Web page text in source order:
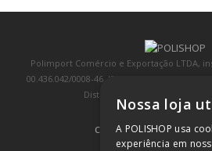
Polimport Comércio e Exportação LTDA,
00.436.042/0008-46, IE 407.458.707.103, com
Distrito Industrial, Jundiaí/SP,
COMPRA 100% SEGURA
Nossa loja
A POLISHOP usa
experiência em